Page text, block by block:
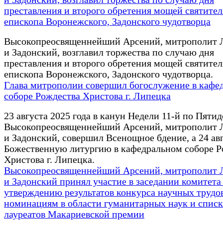
преставления и второго обретения мощей
епископа Воронежского, Задонского чудотворца
Высокопреосвященнейший Арсений, митрополит
и Задонский, возглавил торжества по случаю дня
преставления и второго обретения мощей
епископа Воронежского, Задонского чудотворца.
Глава митрополии совершил богослужение в
соборе Рождества Христова г. Липецка
23 августа 2025 года в канун Недели 11-й по
Высокопреосвященнейший Арсений, митрополит
и Задонский, совершил Всенощное бдение, а 24
Божественную литургию в кафедральном соборе
Христова г. Липецка.
Высокопреосвященнейший Арсений, митрополит
и Задонский принял участие в заседании
утверждению результатов конкурса научных
номинациям в области гуманитарных наук и
лауреатов Макариевской премии